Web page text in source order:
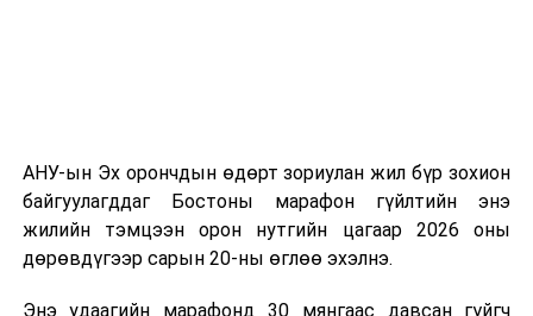
АНУ-ын Эх орончдын өдөрт зориулан жил бүр зохион
байгуулагддаг Бостоны марафон гүйлтийн энэ
жилийн тэмцээн орон нутгийн цагаар 2026 оны
дөрөвдүгээр сарын 20-ны өглөө эхэлнэ.
Энэ удаагийн марафонд 30 мянгаас давсан гүйгч